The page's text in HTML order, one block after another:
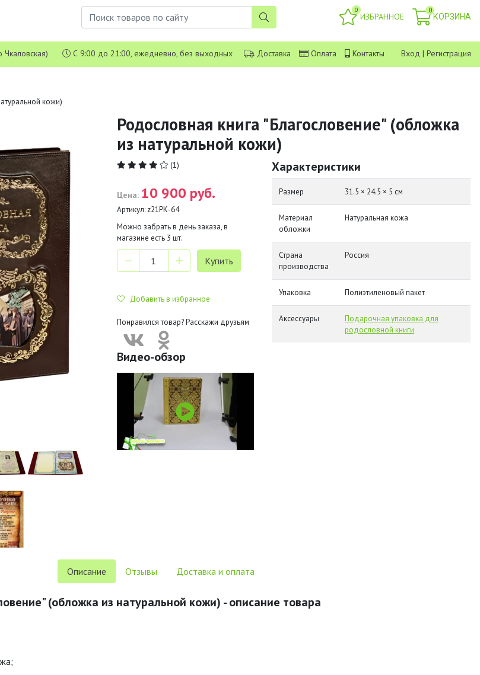
0
ИЗБРАННОЕ
0
КОРЗИНА
Чкаловская) С 9:00 до 21:00, ежедневно, без выходных Доставка Оплата Контакты Вход | Регистрация
кожи)
Родословная книга "Благословение" (обложка
из натуральной кожи)
(1)
Цена: 10 900 руб.
Артикул: z21РК-64
Можно забрать в день заказа, в
магазине есть 3 шт.
Добавить в избранное
Понравился товар? Расскажи друзьям
Видео-обзор
Характеристики
Размер 31.5 × 24.5 × 5 см
Материал
обложки
Натуральная кожа
Страна
производства
Россия
Упаковка Полиэтиленовый пакет
Аксессуары
Подарочная упаковка для
родословной книги
Описание Отзывы Доставка и оплата
(обложка из натуральной кожи) - описание товара